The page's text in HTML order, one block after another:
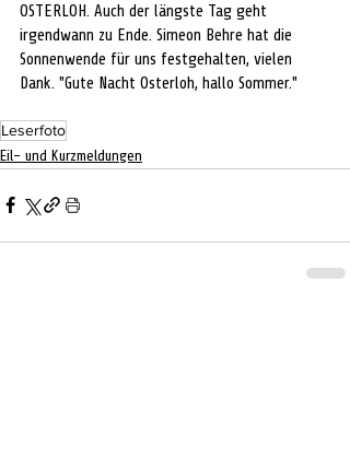
OSTERLOH. Auch der längste Tag geht
irgendwann zu Ende. Simeon Behre hat die
Sonnenwende für uns festgehalten, vielen
Dank. "Gute Nacht Osterloh, hallo Sommer."
Leserfoto
Eil- und Kurzmeldungen